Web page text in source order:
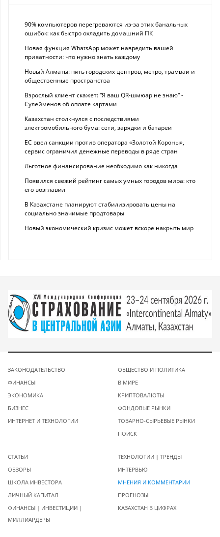
90% компьютеров перегреваются из-за этих банальных
ошибок: как быстро охладить домашний ПК
Новая функция WhatsApp может навредить вашей
приватности: что нужно знать каждому
Новый Алматы: пять городских центров, метро, трамваи и
общественные пространства
Взрослый клиент скажет: “Я ваш QR-шмюар не знаю“ -
Сулейменов об оплате картами
Казахстан столкнулся с последствиями
электромобильного бума: сети, зарядки и батареи
ЕС ввел санкции против оператора «Золотой Короны»,
сервис ограничил денежные переводы в ряде стран
Льготное финансирование необходимо как никогда
Появился свежий рейтинг самых умных городов мира: кто
его возглавил
В Казахстане планируют стабилизировать цены на
социально значимые продтовары
Новый экономический кризис может вскоре накрыть мир
ЗАКОНОДАТЕЛЬСТВО
ФИНАНСЫ
ЭКОНОМИКА
БИЗНЕС
ИНТЕРНЕТ И ТЕХНОЛОГИИ
ОБЩЕСТВО И ПОЛИТИКА
В МИРЕ
КРИПТОВАЛЮТЫ
ФОНДОВЫЕ РЫНКИ
ТОВАРНО-СЫРЬЕВЫЕ РЫНКИ
ПОИСК
СТАТЬИ
ОБЗОРЫ
ШКОЛА ИНВЕСТОРА
ЛИЧНЫЙ КАПИТАЛ
ФИНАНСЫ | ИНВЕСТИЦИИ |
МИЛЛИАРДЕРЫ
ТЕХНОЛОГИИ | ТРЕНДЫ
ИНТЕРВЬЮ
МНЕНИЯ И КОММЕНТАРИИ
ПРОГНОЗЫ
КАЗАХСТАН В ЦИФРАХ